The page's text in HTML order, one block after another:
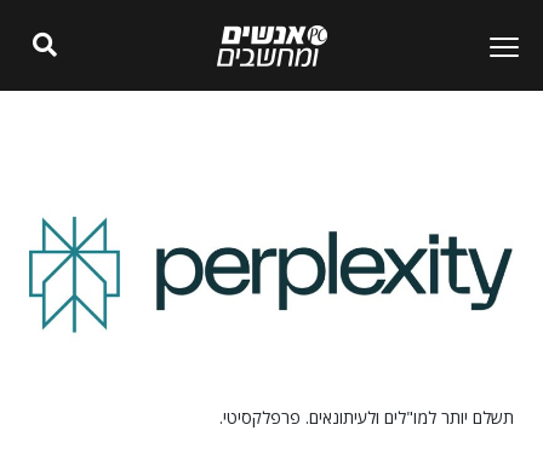
תשלם יותר למו"לים ולעיתונאים. פרפלקסיטי.